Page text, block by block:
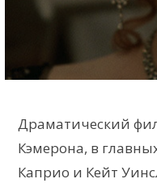
Драматический
Кэмерона, в
Каприо и Кейт